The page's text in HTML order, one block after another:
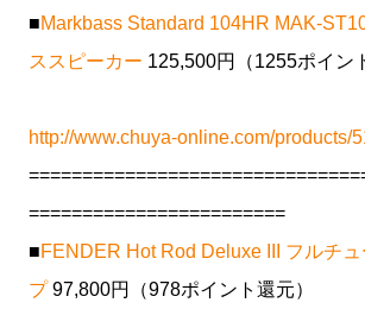
■Markbass Standard 104HR MAK-
ススピーカー 125,500円（1255ポイン
http://www.chuya-online.com/products/
========================
■FENDER Hot Rod Deluxe III フルチ
プ97,800円（978ポイント還元）